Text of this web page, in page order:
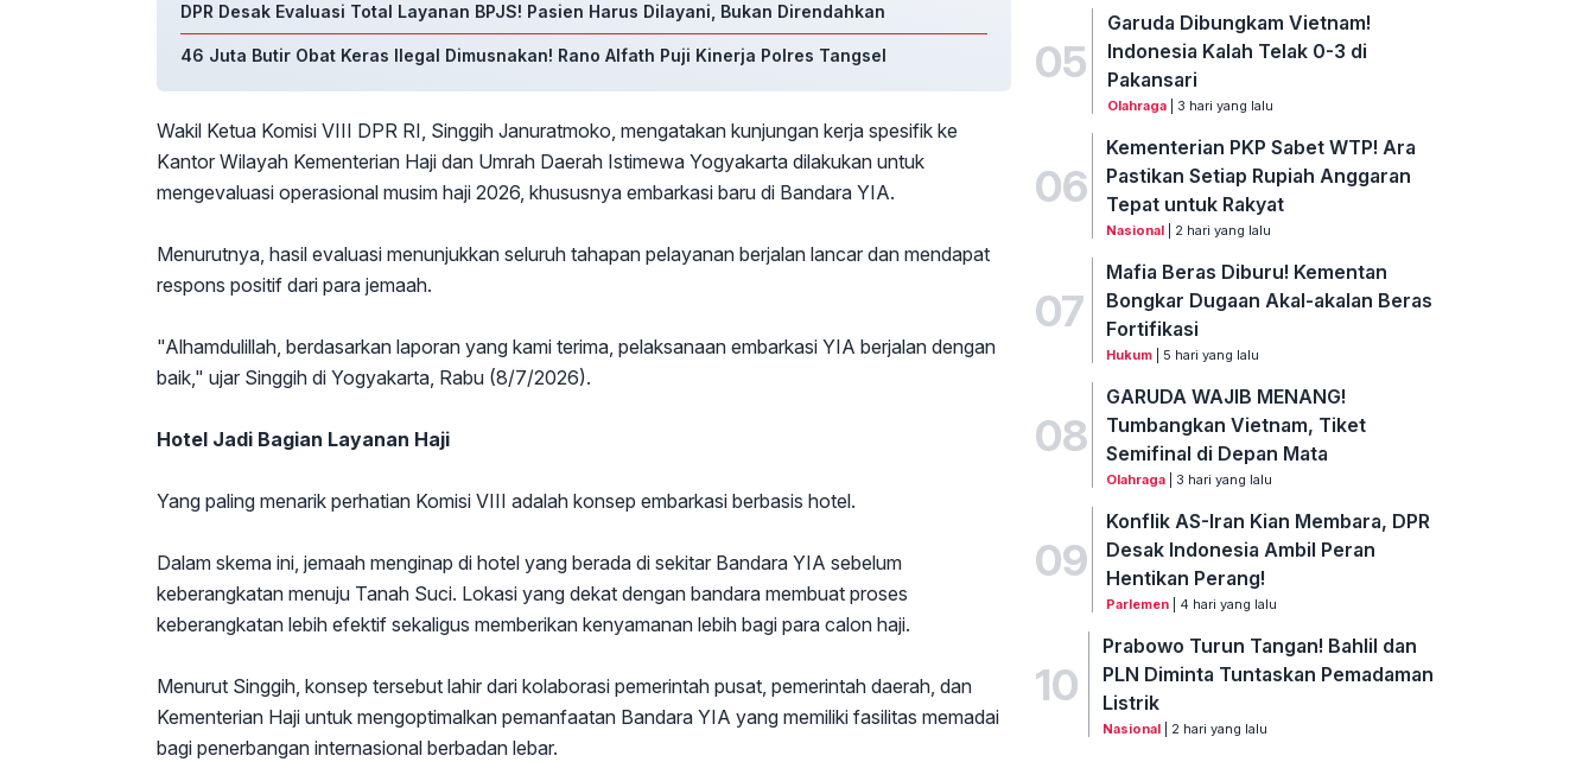
DPR Desak Evaluasi Total Layanan BPJS! Pasien Harus Dilayani, Bukan Direndahkan
46 Juta Butir Obat Keras Ilegal Dimusnakan! Rano Alfath Puji Kinerja Polres Tangsel
Wakil Ketua Komisi VIII DPR RI, Singgih Januratmoko, mengatakan kunjungan kerja spesifik ke
Kantor Wilayah Kementerian Haji dan Umrah Daerah Istimewa Yogyakarta dilakukan untuk
mengevaluasi operasional musim haji 2026, khususnya embarkasi baru di Bandara YIA.
Menurutnya, hasil evaluasi menunjukkan seluruh tahapan pelayanan berjalan lancar dan mendapat
respons positif dari para jemaah.
"Alhamdulillah, berdasarkan laporan yang kami terima, pelaksanaan embarkasi YIA berjalan dengan
baik," ujar Singgih di Yogyakarta, Rabu (8/7/2026).
Hotel Jadi Bagian Layanan Haji
Yang paling menarik perhatian Komisi VIII adalah konsep embarkasi berbasis hotel.
Dalam skema ini, jemaah menginap di hotel yang berada di sekitar Bandara YIA sebelum
keberangkatan menuju Tanah Suci. Lokasi yang dekat dengan bandara membuat proses
keberangkatan lebih efektif sekaligus memberikan kenyamanan lebih bagi para calon haji.
Menurut Singgih, konsep tersebut lahir dari kolaborasi pemerintah pusat, pemerintah daerah, dan
Kementerian Haji untuk mengoptimalkan pemanfaatan Bandara YIA yang memiliki fasilitas memadai
bagi penerbangan internasional berbadan lebar.
05
Garuda Dibungkam Vietnam!
Indonesia Kalah Telak 0-3 di
Pakansari
Olahraga| 3 hari yang lalu
06
Kementerian PKP Sabet WTP! Ara
Pastikan Setiap Rupiah Anggaran
Tepat untuk Rakyat
Nasional | 2 hari yang lalu
07
Mafia Beras Diburu! Kementan
Bongkar Dugaan Akal-akalan Beras
Fortifikasi
Hukum | 5 hari yang lalu
08
GARUDA WAJIB MENANG!
Tumbangkan Vietnam, Tiket
Semifinal di Depan Mata
Olahraga | 3 hari yang lalu
09
Konflik AS-Iran Kian Membara, DPR
Desak Indonesia Ambil Peran
Hentikan Perang!
Parlemen | 4 hari yang lalu
10
Prabowo Turun Tangan! Bahlil dan
PLN Diminta Tuntaskan Pemadaman
Listrik
Nasional | 2 hari yang lalu